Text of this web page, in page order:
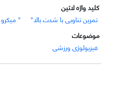
کلید واژه لاتین
تمرین تناوبی با شدت بالا"
"
موضوعات
فیزیولوژی ورزشی